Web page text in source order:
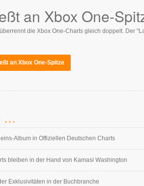
an Xbox One-
die Xbox One-Charts gleich doppelt. Der
an Xbox One-Spitze
…
Album in Offiziellen Deutschen Charts
bleiben in der Hand von Kamasi Washington
Exklusivitäten in der Buchbranche